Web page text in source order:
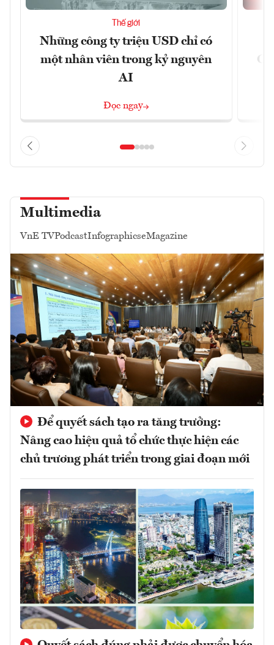
Thế giới
Những công ty triệu USD chỉ có
một nhân viên trong kỷ nguyên
AI
Đọc ngay
Multimedia
VnE TVPodcastInfographicseMagazine
Để quyết sách tạo ra tăng trưởng:
Nâng cao hiệu quả tổ chức thực hiện các
chủ trương phát triển trong giai đoạn mới